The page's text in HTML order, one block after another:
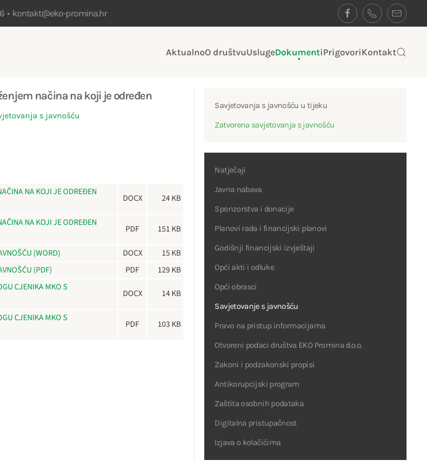
• kontakt@eko-promina.hr
AktualnoO društvuUslugeDokumentiPrigovoriKontakt
načina na koji je određen
s javnošću
NA KOJI JE ODREĐEN
DOCX 24 KB
NA KOJI JE ODREĐEN
PDF 151 KB
(WORD) DOCX
15 KB
(PDF) PDF 129 KB
CJENIKA MKO S
DOCX 14 KB
CJENIKA MKO S
PDF 103 KB
Savjetovanja s javnošću u tijeku
Zatvorena savjetovanja s javnošću
Natječaji
Javna nabava
Sponzorstva i donacije
Planovi rada i financijski planovi
Godišnji financijski izvještaji
Opći akti i odluke
Opći obrasci
Savjetovanje s javnošću
Pravo na pristup informacijama
Otvoreni podaci društva EKO Promina d.o.o.
Zakoni i podzakonski propisi
Antikorupcijski program
Zaštita osobnih podataka
Digitalna pristupačnost
Izjava o kolačićima